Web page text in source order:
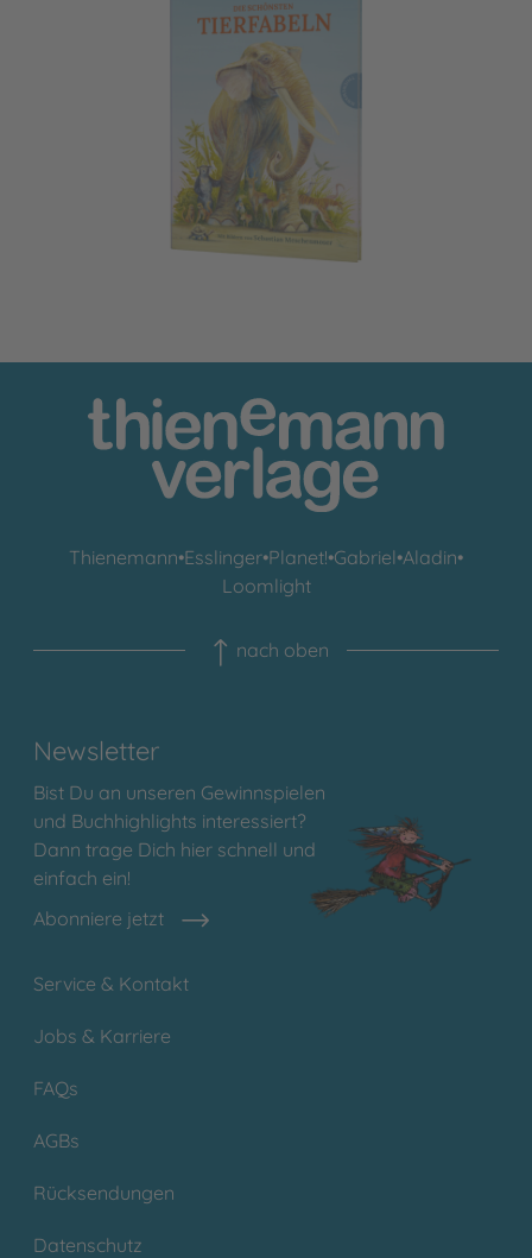
Die schönsten Tierfabeln
Thienemann•Esslinger•Planet!•Gabriel•Aladin•
Loomlight
nach oben
Newsletter
Bist Du an unseren Gewinnspielen
und Buchhighlights interessiert?
Dann trage Dich hier schnell und
einfach ein!
Abonniere jetzt
Service & Kontakt
Jobs & Karriere
FAQs
AGBs
Rücksendungen
Datenschutz